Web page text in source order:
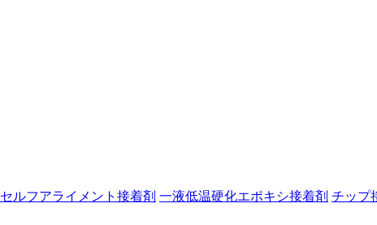
セルフアライメント接着剤 一液低温硬化エポキシ接着剤 チップ